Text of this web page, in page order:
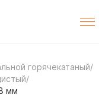
горячекатаный/
/
мм